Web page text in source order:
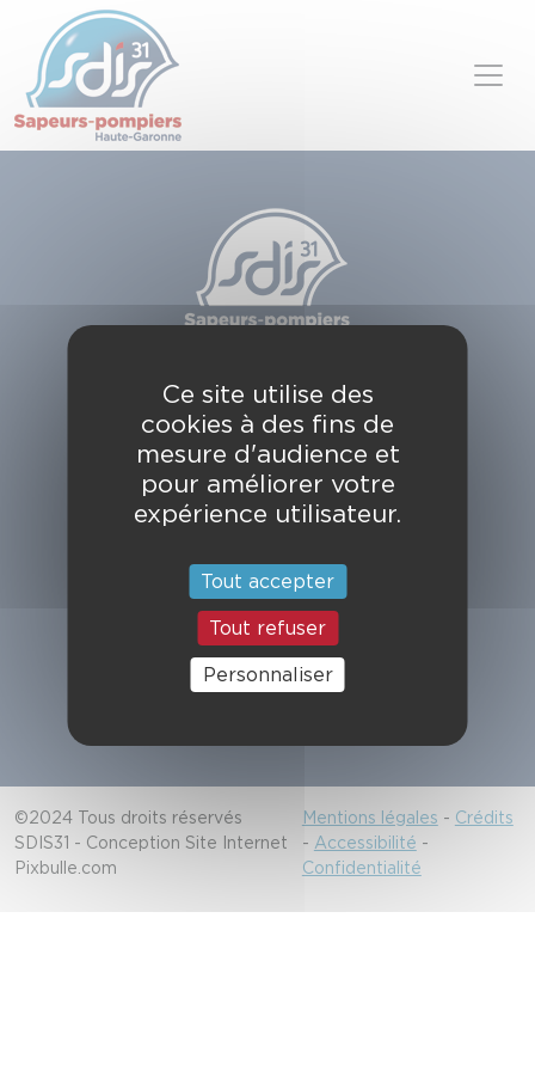
49, chemin de l'Armurié
C.S. 80123
31772 COLOMIERS CEDEX
Contactez-nous
Alerter les secours
18/112
©2024 Tous droits réservés
SDIS31 - Conception Site Internet
Pixbulle.com
Mentions légales - Crédits
- Accessibilité -
Confidentialité
Panneau de gestion des cookies
Ce site utilise des
cookies à des fins de
mesure d'audience et
pour améliorer votre
expérience utilisateur.
Tout accepter
Tout refuser
Personnaliser